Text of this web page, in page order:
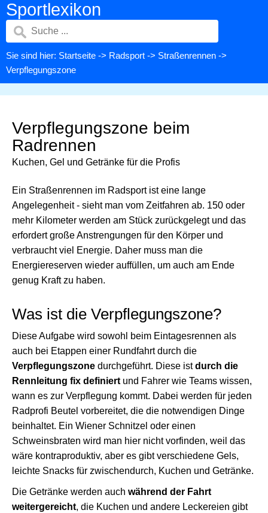
Sportlexikon
Sie sind hier: Startseite -> Radsport -> Straßenrennen ->
Verpflegungszone
Verpflegungszone beim
Radrennen
Kuchen, Gel und Getränke für die Profis
Ein Straßenrennen im Radsport ist eine lange
Angelegenheit - sieht man vom Zeitfahren ab. 150 oder
mehr Kilometer werden am Stück zurückgelegt und das
erfordert große Anstrengungen für den Körper und
verbraucht viel Energie. Daher muss man die
Energiereserven wieder auffüllen, um auch am Ende
genug Kraft zu haben.
Was ist die Verpflegungszone?
Diese Aufgabe wird sowohl beim Eintagesrennen als
auch bei Etappen einer Rundfahrt durch die
Verpflegungszone durchgeführt. Diese istdurch die
Rennleitung fix definiert und Fahrer wie Teams wissen,
wann es zur Verpflegung kommt. Dabei werden für jeden
Radprofi Beutel vorbereitet, die die notwendigen Dinge
beinhaltet. Ein Wiener Schnitzel oder einen
Schweinsbraten wird man hier nicht vorfinden, weil das
wäre kontraproduktiv, aber es gibt verschiedene Gels,
leichte Snacks für zwischendurch, Kuchen und Getränke.
Die Getränke werden auch während der Fahrt
weitergereicht, die Kuchen und andere Leckereien gibt